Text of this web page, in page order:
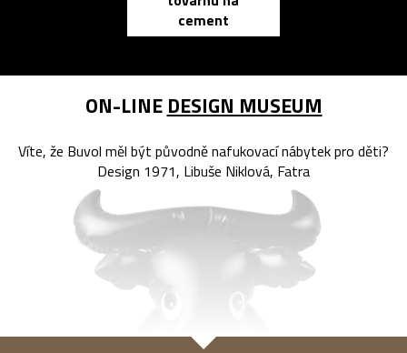
cement
ON-LINE DESIGN MUSEUM
Víte, že Buvol měl být původně nafukovací nábytek pro děti?
Design 1971, Libuše Niklová, Fatra